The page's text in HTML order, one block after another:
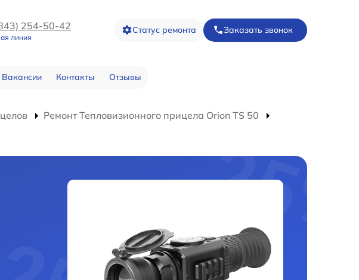
254-50-42
линия
Статус ремонта Заказать звонок
Вакансии Контакты Отзывы
Ремонт Тепловизионного прицела Orion TS 50